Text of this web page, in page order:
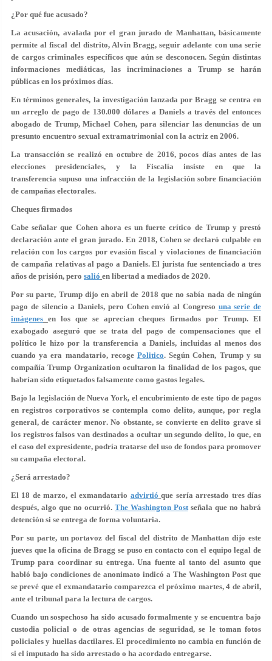
¿Por qué fue acusado?
La acusación, avalada por el gran jurado de Manhattan, básicamente
permite al fiscal del distrito, Alvin Bragg, seguir adelante con una serie
de cargos criminales específicos que aún se desconocen. Según distintas
informaciones mediáticas, las incriminaciones a Trump se harán
públicas en los próximos días.
En términos generales, la investigación lanzada por Bragg se centra en
un arreglo de pago de 130.000 dólares a Daniels a través del entonces
abogado de Trump,Michael Cohen, para silenciar las denuncias de un
presunto encuentro sexual extramatrimonial con la actriz en 2006.
La transacción se realizó en octubre de 2016, pocos días antes de las
elecciones presidenciales, y la Fiscalía insiste en que la
transferencia supuso una infracción de la legislación sobre financiación
de campañas electorales.
Cheques firmados
Cabe señalar que Cohen ahora es un fuerte crítico de Trump y prestó
declaración ante el gran jurado. En 2018, Cohen se declaró culpableen
relación con los cargos por evasión fiscal y violaciones de financiación
de campaña relativas al pago a Daniels. El jurista fue sentenciado a tres
años de prisión, pero salió en libertad a mediados de 2020.
Por su parte, Trump dijo en abril de 2018 que no sabía nada de ningún
pago de silencio a Daniels, pero Cohen envió al Congreso una serie de
imágenes en los que se apreciancheques firmados por Trump. El
exabogado aseguró que se trata del pago de compensaciones que el
político le hizo por la transferencia a Daniels, incluidas al menos dos
cuando ya era mandatario, recoge Politico. Según Cohen, Trump y su
compañía Trump Organization ocultaron la finalidad de los pagos, que
habrían sido etiquetados falsamente como gastos legales.
Bajo la legislación de Nueva York, el encubrimiento de este tipo de pagos
en registros corporativos se contempla como delito, aunque, por regla
general, de carácter menor. No obstante, se convierte en delito grave si
los registros falsos van destinados a ocultar un segundo delito, lo que, en
el caso del expresidente, podría tratarse del uso de fondos para promover
su campaña electoral.
¿Será arrestado?
El 18 de marzo, el exmandatario advirtió que sería arrestado tres días
después, algo que no ocurrió. The Washington Postseñala que no habrá
detención si se entrega de forma voluntaria.
Por su parte, un portavoz del fiscal del distrito de Manhattan dijo este
jueves que la oficina de Bragg se puso en contacto con el equipo legal de
Trump para coordinar su entrega. Una fuente al tanto del asunto que
habló bajo condiciones de anonimato indicó a The Washington Post que
se prevé queel exmandatario comparezca el próximo martes, 4 de abril,
ante el tribunal para la lectura de cargos.
Cuando un sospechoso ha sido acusado formalmente y se encuentra bajo
custodia policial o de otras agencias de seguridad, se le toman fotos
policiales y huellas dactilares. El procedimiento no cambia en función de
si el imputado ha sido arrestado o ha acordado entregarse.